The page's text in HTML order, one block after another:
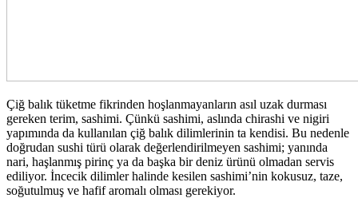
Çiğ balık tüketme fikrinden hoşlanmayanların asıl uzak durması
gereken terim, sashimi. Çünkü sashimi, aslında chirashi ve nigiri
yapımında da kullanılan çiğ balık dilimlerinin ta kendisi. Bu nedenle
doğrudan sushi türü olarak değerlendirilmeyen sashimi; yanında
nari, haşlanmış pirinç ya da başka bir deniz ürünü olmadan servis
ediliyor. İncecik dilimler halinde kesilen sashimi’nin kokusuz, taze,
soğutulmuş ve hafif aromalı olması gerekiyor.